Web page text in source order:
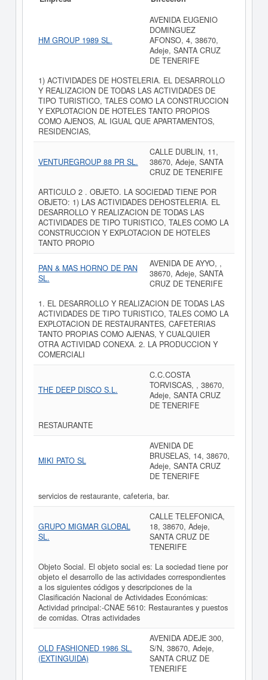
HM GROUP 1989 SL.
AVENIDA EUGENIO
DOMINGUEZ
AFONSO, 4, 38670,
Adeje, SANTA CRUZ
DE TENERIFE
1) ACTIVIDADES DE HOSTELERIA. EL DESARROLLO
Y REALIZACION DE TODAS LAS ACTIVIDADES DE
TIPO TURISTICO, TALES COMO LA CONSTRUCCION
Y EXPLOTACION DE HOTELES TANTO PROPIOS
COMO AJENOS, AL IGUAL QUE APARTAMENTOS,
RESIDENCIAS,
VENTUREGROUP 88 PR SL.
CALLE DUBLIN, 11,
38670, Adeje, SANTA
CRUZ DE TENERIFE
ARTICULO 2 . OBJETO. LA SOCIEDAD TIENE POR
OBJETO: 1) LAS ACTIVIDADES DEHOSTELERIA. EL
DESARROLLO Y REALIZACION DE TODAS LAS
ACTIVIDADES DE TIPO TURISTICO, TALES COMO LA
CONSTRUCCION Y EXPLOTACION DE HOTELES
TANTO PROPIO
PAN & MAS HORNO DE PAN
SL.
AVENIDA DE AYYO, ,
38670, Adeje, SANTA
CRUZ DE TENERIFE
1. EL DESARROLLO Y REALIZACION DE TODAS LAS
ACTIVIDADES DE TIPO TURISTICO, TALES COMO LA
EXPLOTACION DE RESTAURANTES, CAFETERIAS
TANTO PROPIAS COMO AJENAS, Y CUALQUIER
OTRA ACTIVIDAD CONEXA. 2. LA PRODUCCION Y
COMERCIALI
THE DEEP DISCO S.L.
C.C.COSTA
TORVISCAS, , 38670,
Adeje, SANTA CRUZ
DE TENERIFE
RESTAURANTE
MIKI PATO SL
AVENIDA DE
BRUSELAS, 14, 38670,
Adeje, SANTA CRUZ
DE TENERIFE
servicios de restaurante, cafeteria, bar.
GRUPO MIGMAR GLOBAL
SL.
CALLE TELEFONICA,
18, 38670, Adeje,
SANTA CRUZ DE
TENERIFE
Objeto Social. El objeto social es: La sociedad tiene por
objeto el desarrollo de las actividades correspondientes
a los siguientes códigos y descripciones de la
Clasificación Nacional de Actividades Económicas:
Actividad principal:-CNAE 5610: Restaurantes y puestos
de comidas. Otras actividades
OLD FASHIONED 1986 SL.
(EXTINGUIDA)
AVENIDA ADEJE 300,
S/N, 38670, Adeje,
SANTA CRUZ DE
TENERIFE